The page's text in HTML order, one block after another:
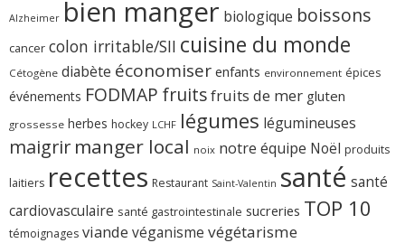
Alzheimer bien manger biologique boissons
cancer colon irritable/SII cuisine du monde
Cétogène diabète économiser enfants environnement épices
événements FODMAP fruitsfruits de mer gluten
grossesse herbes hockey LCHF légumes légumineuses
maigrir manger local noix notre équipe Noël produits
laitiers recettes Restaurant Saint-Valentin santé santé
cardiovasculaire santé gastrointestinale sucreries TOP 10
témoignages viande véganisme végétarisme